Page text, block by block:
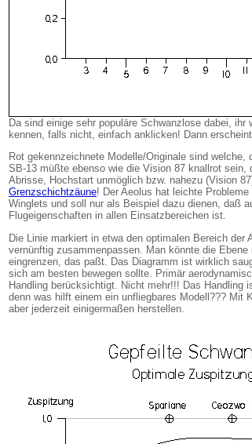
Da sind einige sehr populäre Schwanzlose dabei, ihr
kennen, falls nicht, einfach anklicken! Dann
Rot gekennzeichnete Modelle/Originale sind
SB-13 müßte ebenso wie die Vision 87 knallrot
Abrisse, Hochstart unmöglich bzw. nahezu (Vision
Grenzschichtzäune! Der Aeolus hat leichte
Winglets und soll nur als Beispiel dazu dienen, daß
Flugeigenschaften in allen Einsatzbereichen ist.
Die Linie markiert in etwa den optimalen Bereich
vernünftig zusammenpassen. Man könnte die
eingrenzen, das paßt. Das Diagramm ist wirklich
sich am besten bewegen sollte. Primär
Handling berücksichtigt. Nicht mehr!!! Das Handling
denn was hilft einem ein unfliegbares Modell??? Mit
aber jederzeit einigermaßen herstellen.